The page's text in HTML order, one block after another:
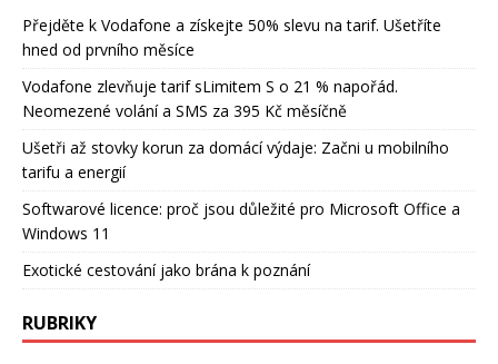
Přejděte k Vodafone a získejte 50% slevu na tarif. Ušetříte
hned od prvního měsíce
Vodafone zlevňuje tarif sLimitem S o 21 % napořád.
Neomezené volání a SMS za 395 Kč měsíčně
Ušetři až stovky korun za domácí výdaje: Začni u mobilního
tarifu a energií
Softwarové licence: proč jsou důležité pro Microsoft Office a
Windows 11
Exotické cestování jako brána k poznání
RUBRIKY